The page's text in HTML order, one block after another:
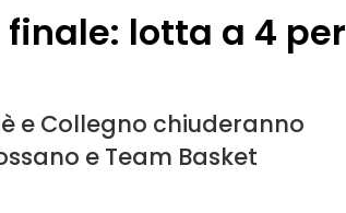
finale: lotta a 4 per
e Collegno chiuderanno
e Team Basket